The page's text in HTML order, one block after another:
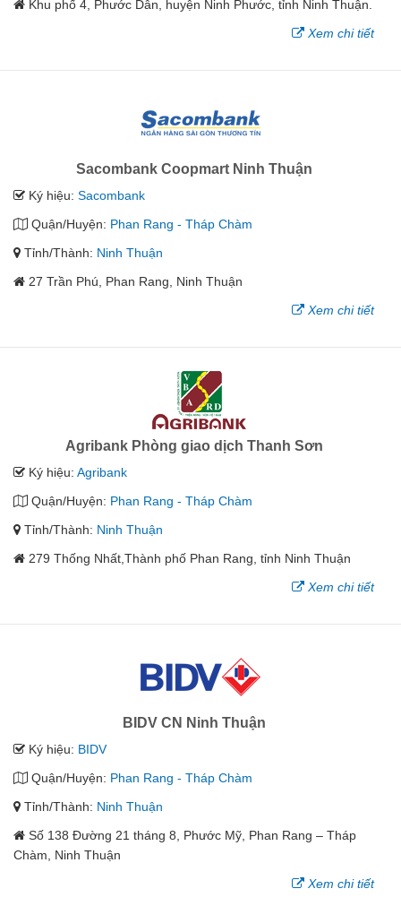
Khu phố 4, Phước Dân, huyện Ninh Phước, tỉnh Ninh Thuận.
Xem chi tiết
Sacombank Coopmart Ninh Thuận
Ký hiệu: Sacombank
Quận/Huyện: Phan Rang - Tháp Chàm
Tỉnh/Thành: Ninh Thuận
27 Trần Phú, Phan Rang, Ninh Thuận
Xem chi tiết
Agribank Phòng giao dịch Thanh Sơn
Ký hiệu: Agribank
Quận/Huyện: Phan Rang - Tháp Chàm
Tỉnh/Thành: Ninh Thuận
279 Thống Nhất,Thành phố Phan Rang, tỉnh Ninh Thuận
Xem chi tiết
BIDV CN Ninh Thuận
Ký hiệu: BIDV
Quận/Huyện: Phan Rang - Tháp Chàm
Tỉnh/Thành: Ninh Thuận
Số 138 Đường 21 tháng 8, Phước Mỹ, Phan Rang – Tháp
Chàm, Ninh Thuận
Xem chi tiết